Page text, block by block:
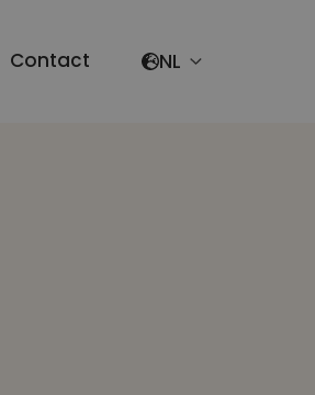
Contact Select your